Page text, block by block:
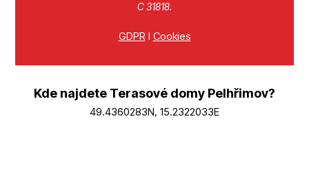
C 31818.
GDPRI Cookies
Kde najdete Terasové domy Pelhřimov?
49.4360283N, 15.2322033E